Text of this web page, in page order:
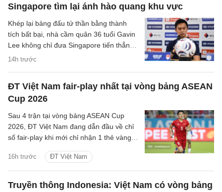
Singapore tìm lại ánh hào quang khu vực
14h trước
Khép lại bảng đấu tử thần bằng thành
tích bất bại, nhà cầm quân 36 tuổi Gavin
Lee không chỉ đưa Singapore tiến thẳng
vào bán kết ASEAN Cup 2026, mà còn
nhất khu vực.
ĐT Việt Nam fair-play nhất tại vòng bảng ASEAN
Cup 2026
16h trước ĐT Việt Nam
Sau 4 trận tại vòng bảng ASEAN Cup
2026, ĐT Việt Nam đang dẫn đầu về chỉ
số fair-play khi mới chỉ nhận 1 thẻ vàng
Truyền thông Indonesia: Việt Nam có vòng bảng